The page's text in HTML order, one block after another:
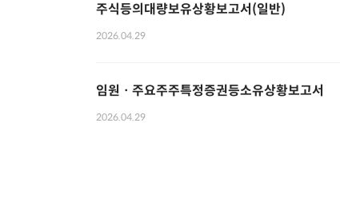
주식등의대량보유상황보고서(일반)
2026.04.29
임원ㆍ주요주주특정증권등소유상황보고서
2026.04.29